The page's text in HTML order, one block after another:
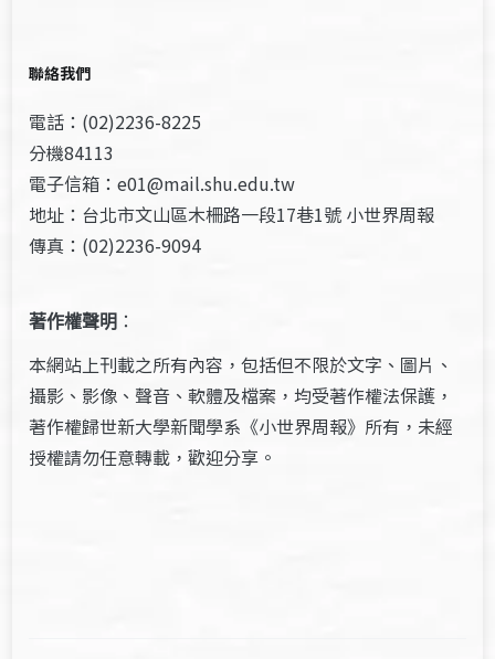
聯絡我們
電話：(02)2236-8225
分機84113
電子信箱：e01@mail.shu.edu.tw
地址：台北市文山區木柵路一段17巷1號 小世界周報
傳真：(02)2236-9094
著作權聲明 ：
本網站上刊載之所有內容，包括但不限於文字、圖片、
攝影、影像、聲音、軟體及檔案，均受著作權法保護，
著作權歸世新大學新聞學系《小世界周報》所有，未經
授權請勿任意轉載，歡迎分享。